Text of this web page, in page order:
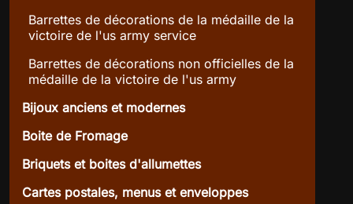
Barrettes de décorations de la médaille de la
victoire de l'us army service
Barrettes de décorations non officielles de la
médaille de la victoire de l'us army
Bijoux anciens et modernes
Boite de Fromage
Briquets et boites d'allumettes
Cartes postales, menus et enveloppes